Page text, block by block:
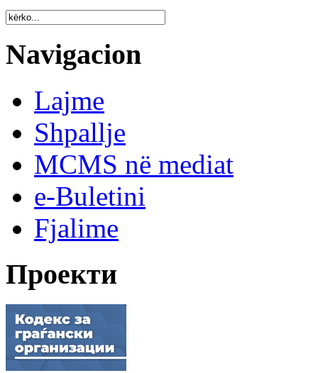
Navigacion
Lajme
Shpallje
MCMS në mediat
e-Buletini
Fjalime
Проекти